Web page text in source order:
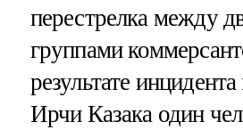
перестрелка между
группами
результате
Ирчи Казака один